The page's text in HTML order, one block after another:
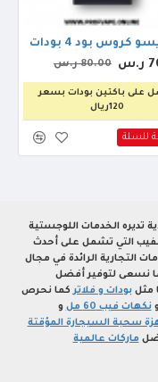
كروس بود 4 بودات
80.00 ر.س
على باكتين بودات بسعر
120ريال
للسلة
تديره الخدمات اللوجستية
التي تشمل على أحدث
التجارية الرائدة في مجال
نسعى لتوفير أفضل
مثل بودات و فلاتركما نحرص
نكهات فيب 60 مل
و
سحبة السيجارة المؤقتة
ماركات عالمية